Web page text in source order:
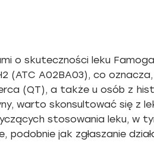
o skuteczności leku
(ATC A02BA03), co
(QT), a także u osób z
warto skonsultować się z
stosowania leku, w
jak zgłaszanie